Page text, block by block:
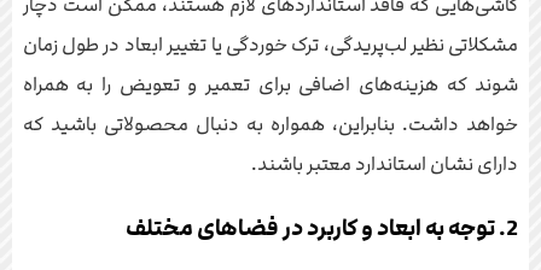
مشکلاتی نظیر لب‌پریدگی، ترک خوردگی یا تغییر ابعاد در طول زمان
شوند که هزینه‌های اضافی برای تعمیر و تعویض را به همراه
خواهد داشت. بنابراین، همواره به دنبال محصولاتی باشید که
دارای نشان استاندارد معتبر باشند.
2. توجه به ابعاد و کاربرد در فضاهای مختلف